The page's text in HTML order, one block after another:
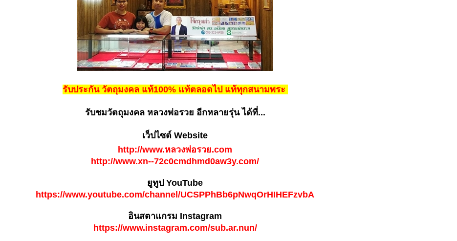
รับประกัน วัตถุมงคล แท้100% แท้ตลอดไป แท้ทุกสนามพระ
รับชมวัตถุมงคล หลวงพ่อรวย อีกหลายรุ่น ได้ที่...
เว็ปไซต์ Website
http://www.หลวงพ่อรวย.com
http://www.xn--72c0cmdhmd0aw3y.com/
ยูทูป YouTube
https://www.youtube.com/channel/UCSPPhBb6pNwqOrHIHEFzvbA
อินสตาแกรม Instagram
https://www.instagram.com/sub.ar.nun/